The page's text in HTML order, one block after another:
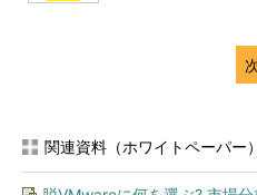
関連資料（ホワイトペーパー）